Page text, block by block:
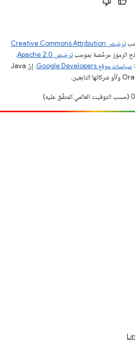
ترخيص Creative Commons Attribution
الرموز مرخّصة بموجبترخيص Apache 2.0‏
.
سياسات موقع Google Developers‏
. إنّ Java